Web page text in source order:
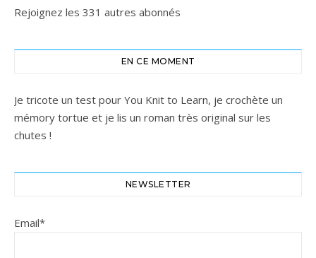
Rejoignez les 331 autres abonnés
EN CE MOMENT
Je tricote un test pour You Knit to Learn, je crochète un
mémory tortue et je lis un roman très original sur les
chutes !
NEWSLETTER
Email*